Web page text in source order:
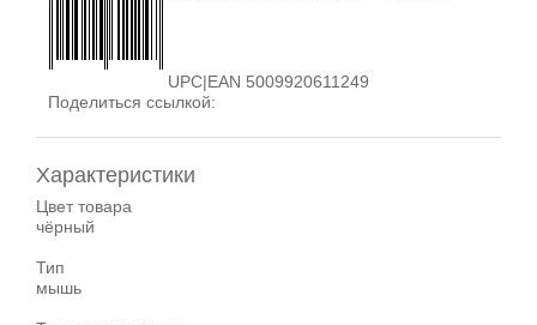
UPC|EAN 5009920611249
Поделиться ссылкой:
Характеристики
Цвет товара
чёрный
Тип
мышь